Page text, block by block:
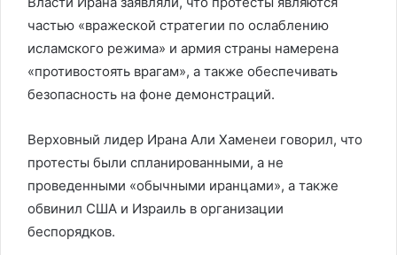
частью «вражеской стратегии по ослаблению
исламского режима» и армия страны намерена
«противостоять врагам», а также обеспечивать
безопасность на фоне демонстраций.
Верховный лидер Ирана Али Хаменеи говорил, что
протесты были спланированными, а не
проведенными «обычными иранцами», а также
обвинил США и Израиль в организации
беспорядков.